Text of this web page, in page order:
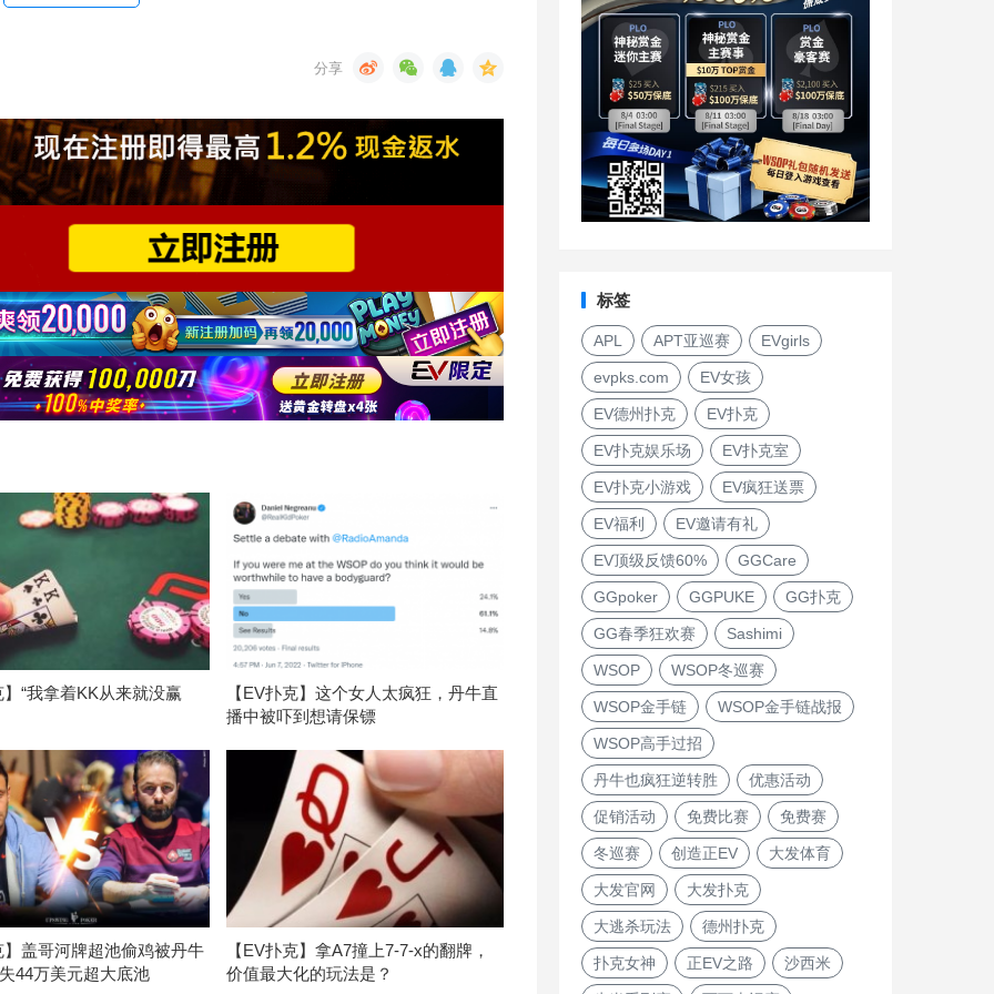
“我拿着KK从来就没赢
【EV扑克】这个女人太疯狂，丹牛直
播中被吓到想请保镖
】盖哥河牌超池偷鸡被丹牛
44万美元超大底池
【EV扑克】拿A7撞上7-7-x的翻牌，
价值最大化的玩法是？
标签
APL APT亚巡赛 EVgirls
evpks.com EV女孩
EV德州扑克 EV扑克
EV扑克娱乐场 EV扑克室
EV扑克小游戏 EV疯狂送票
EV福利 EV邀请有礼
EV顶级反馈60% GGCare
GGpoker GGPUKE GG扑克
GG春季狂欢赛 Sashimi
WSOP WSOP冬巡赛
WSOP金手链 WSOP金手链战报
WSOP高手过招
丹牛也疯狂逆转胜 优惠活动
促销活动 免费比赛 免费赛
冬巡赛 创造正EV 大发体育
大发官网 大发扑克
大逃杀玩法 德州扑克
扑克女神 正EV之路 沙西米